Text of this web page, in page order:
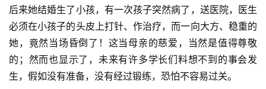
佛
教
艺
术
政
后来她结婚生了小孩，有一次孩子突然病了，送医院，医生
必须在小孩子的头皮上打针、作治疗，而一向大方、稳重的
她，竟然当场昏倒了！这当母亲的慈爱，当然是值得尊敬
的；然而也显示了，未来有许多学长们料想不到的事会发
生，假如没有准备，没有经过锻练，恐怕不容易过关。